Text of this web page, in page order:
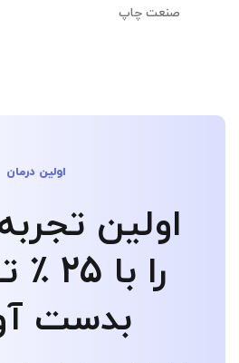
صنعت چاپ
اولین درمان
اولین
را با
بدست